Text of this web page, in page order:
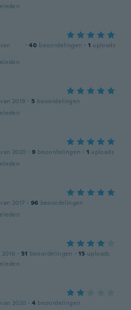
· 40 beoordelingen · 1 uploads
2019 · 5 beoordelingen
2020 · 9 beoordelingen · 1 uploads
2017 · 96 beoordelingen
· 51 beoordelingen · 15 uploads
2020 · 4 beoordelingen